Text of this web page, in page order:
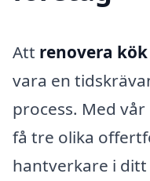
Att renovera kök
vara en
process. Med
få tre olika
hantverkare i